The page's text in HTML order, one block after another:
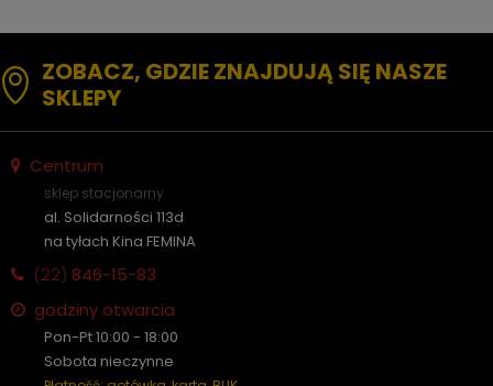
ZOBACZ, GDZIE ZNAJDUJĄ SIĘ NASZE
SKLEPY
Centrum
sklep stacjonarny
al. Solidarności 113d
na tyłach Kina FEMINA
(22) 846-15-83
godziny otwarcia
Pon-Pt 10:00 - 18:00
Sobota nieczynne